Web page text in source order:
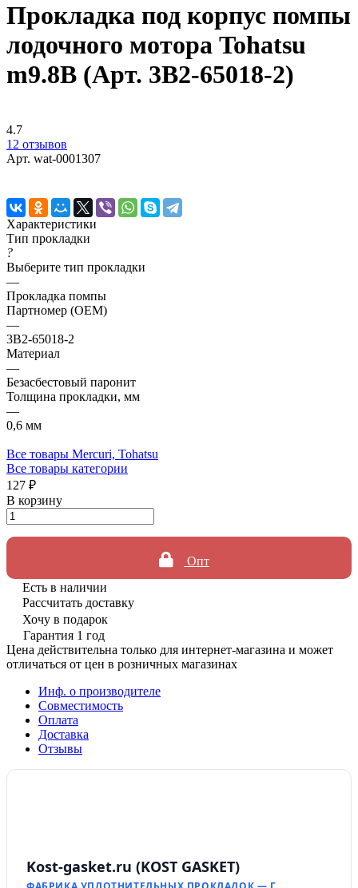
Прокладка под корпус помпы
лодочного мотора Tohatsu
m9.8B (Арт. 3B2-65018-2)
4.7
12 отзывов
Арт. wat-0001307
Характеристики
Тип прокладки
?
Выберите тип прокладки
—
Прокладка помпы
Партномер (OEM)
—
3B2-65018-2
Материал
—
Безасбестовый паронит
Толщина прокладки, мм
—
0,6 мм
Все товары Mercuri, Tohatsu
Все товары категории
127 ₽
В корзину
Опт
Есть в наличии
Рассчитать доставку
Хочу в подарок
Гарантия 1 год
Цена действительна только для интернет-магазина и может
отличаться от цен в розничных магазинах
Инф. о производителе
Совместимость
Оплата
Доставка
Отзывы
Kost-gasket.ru (KOST GASKET)